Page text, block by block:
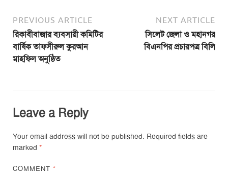
PREVIOUS ARTICLE
রিকাবীবাজার ব্যবসায়ী কমিটির
বার্ষিক তাফসীরুল কুরআন
মাহফিল অনুষ্ঠিত
NEXT ARTICLE
সিলেট জেলা ও মহানগর
বিএনপির প্রচারপত্র বিলি
Leave a Reply
Your email address will not be published. Required fields are
marked *
COMMENT*